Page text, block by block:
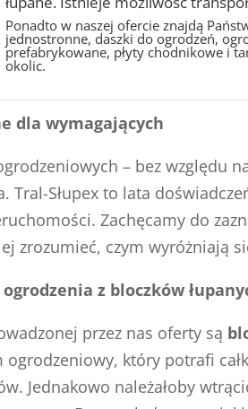
Ponadto w naszej ofercie znajdą
jednostronne, daszki do ogrodzeń,
prefabrykowane, płyty chodnikowe i
okolic.
dla wymagających
– bez względu
Tral-Słupex to lata
Zachęcamy do
zrozumieć, czym wyróżniają
z bloczków
przez nas oferty są
ogrodzeniowy, który potrafi
Jednakowo należałoby